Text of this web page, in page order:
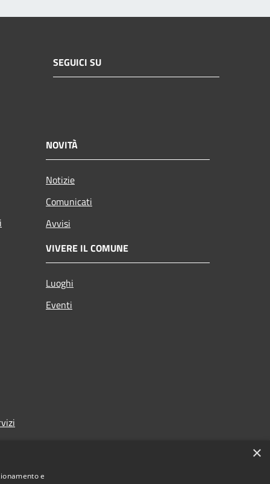
SEGUICI SU
NOVITÀ
Notizie
Comunicati
Avvisi
VIVERE IL COMUNE
Luoghi
Eventi
×
e